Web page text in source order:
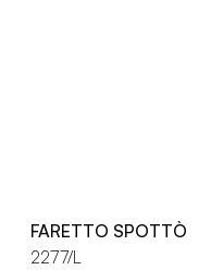
FARETTO SPOTTÒ
2277/L